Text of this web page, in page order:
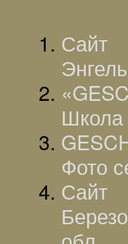
Сайт
Школа
Фото
Сайт